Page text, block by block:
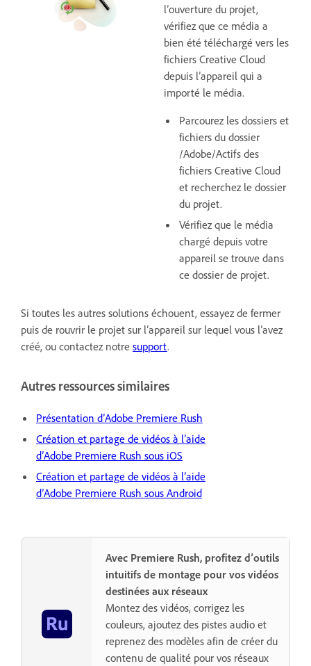
l’ouverture du projet,
vérifiez que ce média a
bien été téléchargé vers les
fichiers Creative Cloud
depuis l’appareil qui a
importé le média.
Parcourez les dossiers et
fichiers du dossier
/Adobe/Actifs des
fichiers Creative Cloud
et recherchez le dossier
du projet.
Vérifiez que le média
chargé depuis votre
appareil se trouve dans
ce dossier de projet.
Si toutes les autres solutions échouent, essayez de fermer
puis de rouvrir le projet sur l’appareil sur lequel vous l’avez
créé, ou contactez notre support.
Autres ressources similaires
Présentation d’Adobe Premiere Rush
Création et partage de vidéos à l’aide
d’Adobe Premiere Rush sous iOS
Création et partage de vidéos à l’aide
d’Adobe Premiere Rush sous Android
Avec Premiere Rush, profitez d’outils
intuitifs de montage pour vos vidéos
destinées aux réseaux
Montez des vidéos, corrigez les
couleurs, ajoutez des pistes audio et
reprenez des modèles afin de créer du
contenu de qualité pour vos réseaux